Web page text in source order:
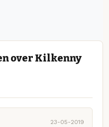
over Kilkenny
23-05-2019